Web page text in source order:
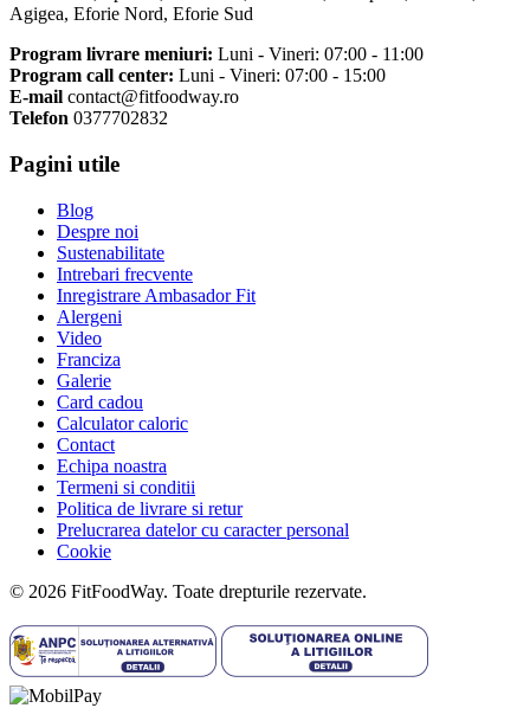
Agigea, Eforie Nord, Eforie Sud
Program livrare meniuri: Luni - Vineri: 07:00 - 11:00
Program call center: Luni - Vineri: 07:00 - 15:00
E-mail contact@fitfoodway.ro
Telefon 0377702832
Pagini utile
Blog
Despre noi
Sustenabilitate
Intrebari frecvente
Inregistrare Ambasador Fit
Alergeni
Video
Franciza
Galerie
Card cadou
Calculator caloric
Contact
Echipa noastra
Termeni si conditii
Politica de livrare si retur
Prelucrarea datelor cu caracter personal
Cookie
© 2026 FitFoodWay. Toate drepturile rezervate.